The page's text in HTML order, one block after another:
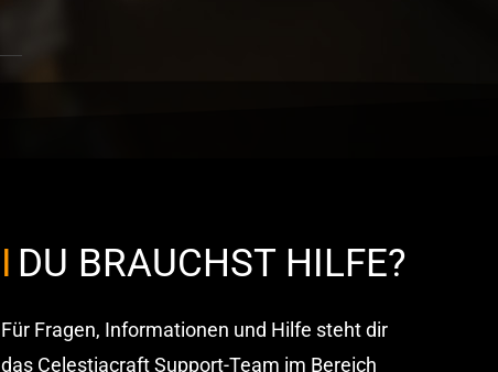
DU BRAUCHST HILFE?
Für Fragen, Informationen und Hilfe steht dir
das Celestiacraft Support-Team im Bereich